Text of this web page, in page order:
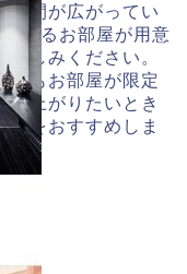
空間が広がってい
きるお部屋が用意
楽しみください。
どもお部屋が限定
り上がりたいとき
とをおすすめしま